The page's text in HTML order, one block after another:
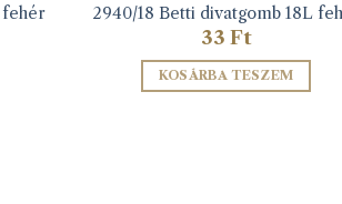
fehér 2940/18 Betti divatgomb 18L
33 Ft
KOSÁRBA TESZEM